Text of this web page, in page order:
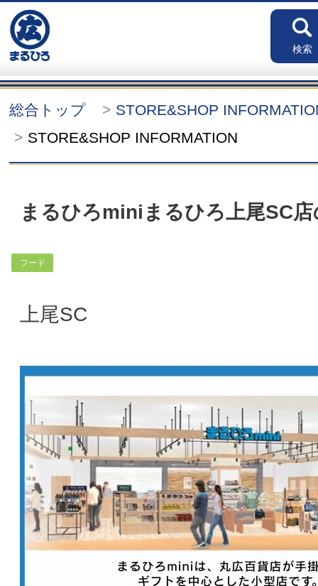
検索
総合トップ
STORE&SHOP
STORE&SHOP INFORMATION
まるひろminiまるひろ上尾SC
フード
上尾SC